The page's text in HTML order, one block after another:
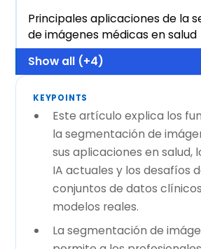
Principales aplicaciones de la
de imágenes médicas en salud
Show all (+4)
KEYPOINTS
Este artículo explica los
la segmentación de
sus aplicaciones en salud,
IA actuales y los desafíos
conjuntos de datos
modelos reales.
La segmentación de